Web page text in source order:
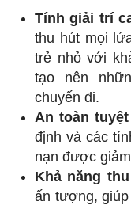
Tính giải trí
thu hút mọi
trẻ nhỏ với
tạo nên
chuyến đi.
An toàn
định và các
nạn được
Khả năng
ấn tượng,